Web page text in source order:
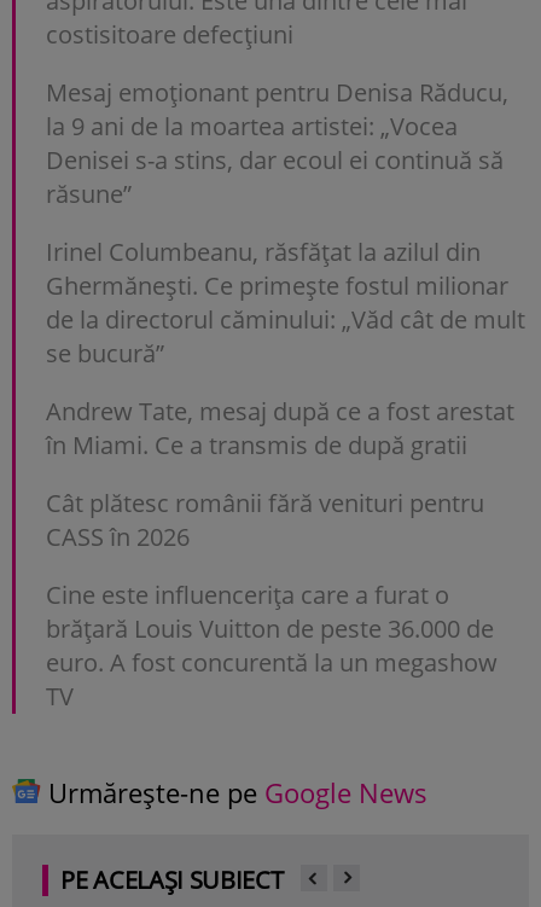
costisitoare defecțiuni
Mesaj emoționant pentru Denisa Răducu,
la 9 ani de la moartea artistei: „Vocea
Denisei s-a stins, dar ecoul ei continuă să
răsune”
Irinel Columbeanu, răsfățat la azilul din
Ghermănești. Ce primește fostul milionar
de la directorul căminului: „Văd cât de mult
se bucură”
Andrew Tate, mesaj după ce a fost arestat
în Miami. Ce a transmis de după gratii
Cât plătesc românii fără venituri pentru
CASS în 2026
Cine este influencerița care a furat o
brățară Louis Vuitton de peste 36.000 de
euro. A fost concurentă la un megashow
TV
Urmărește-ne pe Google News
PE ACELAȘI SUBIECT